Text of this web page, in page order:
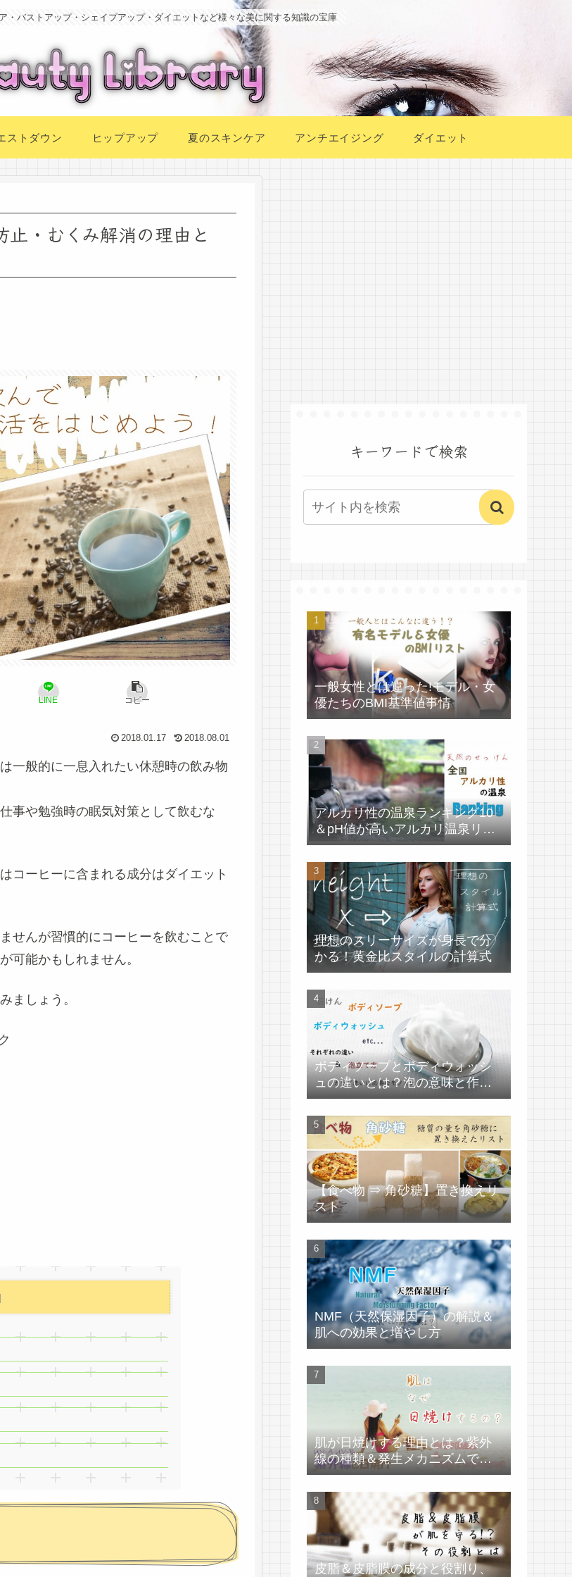
・バストアップ・シェイプアップ・ダイエットなど様々な美に関する知識の宝庫
ストダウン ヒップアップ 夏のスキンケア アンチエイジング ダイエット
・むくみ解消の理由と
LINE コピー
2018.01.17 2018.08.01
は一般的に一息入れたい休憩時の飲み物
事や勉強時の眠気対策として飲むな
コーヒーに含まれる成分はダイエット
せんが習慣的にコーヒーを飲むことで
可能かもしれません。
ましょう。
キーワードで検索
一般女性とは違った!モデル・女
優たちのBMI基準値事情
アルカリ性の温泉ランキング10
＆pH値が高いアルカリ温泉リス
ト
理想のスリーサイズが身長で分
かる！黄金比スタイルの計算式
ボディソープとボディウォッシ
ュの違いとは？泡の意味と作り
方
【食べ物 ⇒ 角砂糖】置き換えリ
スト
NMF（天然保湿因子）の解説＆
肌への効果と増やし方
肌が日焼けする理由とは？紫外
線の種類＆発生メカニズムで学
ぶ
皮脂＆皮脂膜の成分と役割り、